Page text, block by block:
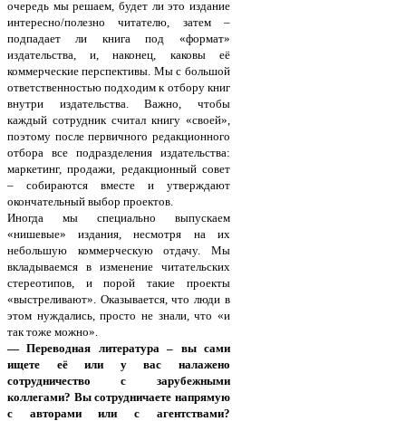
очередь мы решаем, будет ли это издание
интересно/полезно читателю, затем –
подпадает ли книга под «формат»
издательства, и, наконец, каковы её
коммерческие перспективы. Мы с большой
ответственностью подходим к отбору книг
внутри издательства. Важно, чтобы
каждый сотрудник считал книгу «своей»,
поэтому после первичного редакционного
отбора все подразделения издательства:
маркетинг, продажи, редакционный совет
– собираются вместе и утверждают
окончательный выбор проектов.
Иногда мы специально выпускаем
«нишевые» издания, несмотря на их
небольшую коммерческую отдачу. Мы
вкладываемся в изменение читательских
стереотипов, и порой такие проекты
«выстреливают». Оказывается, что люди в
этом нуждались, просто не знали, что «и
так тоже можно».
— Переводная литература – вы сами
ищете её или у вас налажено
сотрудничество с зарубежными
коллегами? Вы сотрудничаете напрямую
с авторами или с агентствами?